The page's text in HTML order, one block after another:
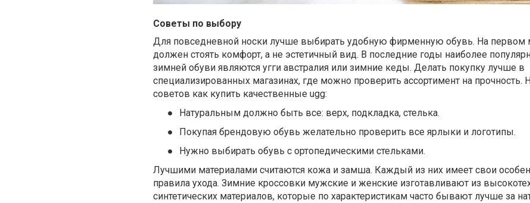
Советы по выбору
Для повседневной носки лучше выбирать удобную фирменную обувь. На первом
должен стоять комфорт, а не эстетичный вид. В последние годы наиболее
зимней обуви являются угги австралия или зимние кеды. Делать покупку лучше в
специализированных магазинах, где можно проверить ассортимент на прочность.
советов как купить качественные ugg:
●
Натуральным должно быть все: верх, подкладка, стелька.
●
Покупая брендовую обувь желательно проверить все ярлыки и логотипы.
●
Нужно выбирать обувь с ортопедическими стельками.
Лучшими материалами считаются кожа и замша. Каждый из них имеет свои
правила ухода. Зимние кроссовки мужские и женские изготавливают из
синтетических материалов, которые по характеристикам часто бывают лучше за